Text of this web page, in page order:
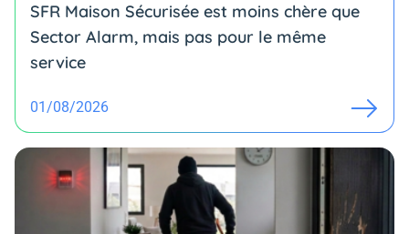
SFR Maison Sécurisée est moins chère que
Sector Alarm, mais pas pour le même
service
01/08/2026